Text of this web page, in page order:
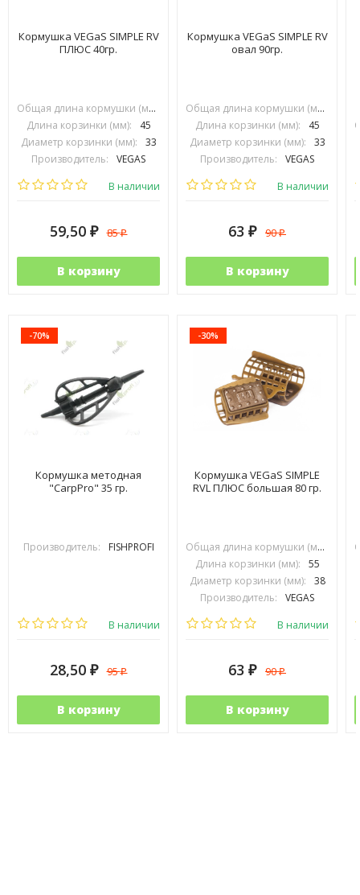
Кормушка VEGaS SIMPLE RV
ПЛЮС 40гр.
Общая длина кормушки (мм):
Длина корзинки (мм):
45
Диаметр корзинки (мм):
33
Производитель:
VEGAS
В наличии
59,50 ₽ 85₽
В корзину
Кормушка VEGaS SIMPLE RV
овал 90гр.
Общая длина кормушки (мм):
Длина корзинки (мм):
45
Диаметр корзинки (мм):
33
Производитель:
VEGAS
В наличии
63 ₽ 90₽
В корзину
-70%
Кормушка методная
"CarpPro" 35 гр.
Производитель: FISHPROFI
В наличии
28,50 ₽ 95₽
В корзину
-30%
Кормушка VEGaS SIMPLE
RVL ПЛЮС большая 80 гр.
Общая длина кормушки (мм):
Длина корзинки (мм):
55
Диаметр корзинки (мм):
38
Производитель:
VEGAS
В наличии
63 ₽ 90₽
В корзину